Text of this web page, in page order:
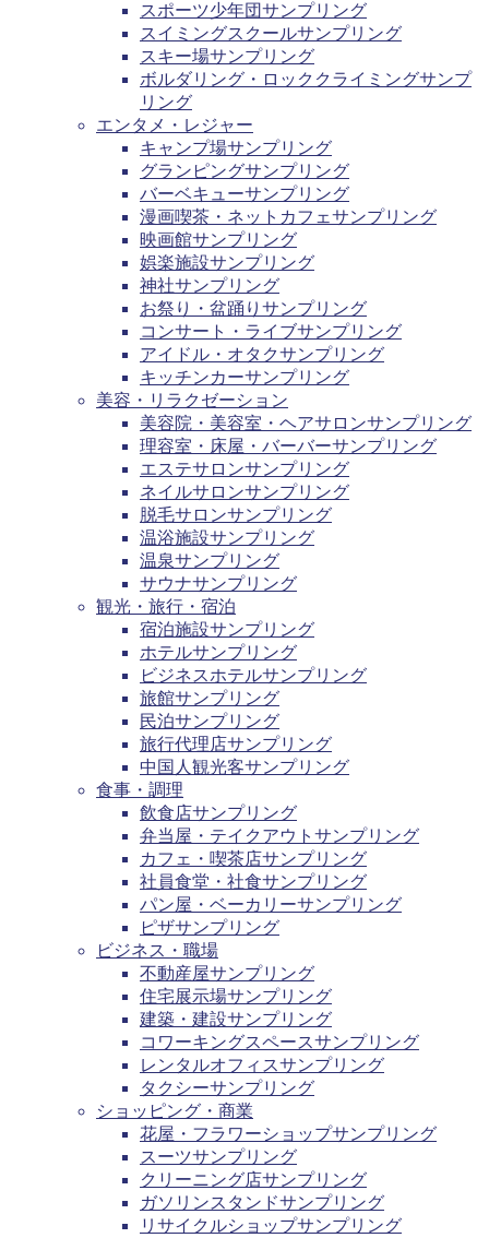
スポーツ少年団サンプリング
スイミングスクールサンプリング
スキー場サンプリング
ボルダリング・ロッククライミングサンプ
リング
エンタメ・レジャー
キャンプ場サンプリング
グランピングサンプリング
バーベキューサンプリング
漫画喫茶・ネットカフェサンプリング
映画館サンプリング
娯楽施設サンプリング
神社サンプリング
お祭り・盆踊りサンプリング
コンサート・ライブサンプリング
アイドル・オタクサンプリング
キッチンカーサンプリング
美容・リラクゼーション
美容院・美容室・ヘアサロンサンプリング
理容室・床屋・バーバーサンプリング
エステサロンサンプリング
ネイルサロンサンプリング
脱毛サロンサンプリング
温浴施設サンプリング
温泉サンプリング
サウナサンプリング
観光・旅行・宿泊
宿泊施設サンプリング
ホテルサンプリング
ビジネスホテルサンプリング
旅館サンプリング
民泊サンプリング
旅行代理店サンプリング
中国人観光客サンプリング
食事・調理
飲食店サンプリング
弁当屋・テイクアウトサンプリング
カフェ・喫茶店サンプリング
社員食堂・社食サンプリング
パン屋・ベーカリーサンプリング
ピザサンプリング
ビジネス・職場
不動産屋サンプリング
住宅展示場サンプリング
建築・建設サンプリング
コワーキングスペースサンプリング
レンタルオフィスサンプリング
タクシーサンプリング
ショッピング・商業
花屋・フラワーショップサンプリング
スーツサンプリング
クリーニング店サンプリング
ガソリンスタンドサンプリング
リサイクルショップサンプリング